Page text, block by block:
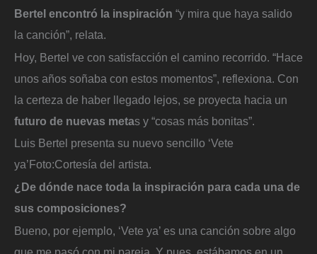
Bertel encontró la inspiración “y mira que haya salido
la canción”, relata.
Hoy, Bertel ve con satisfacción el camino recorrido. “Hace
unos años soñaba con estos momentos”, reflexiona. Con
la certeza de haber llegado lejos, se proyecta hacia un
futuro de nuevas metas y “cosas más bonitas”.
Luis Bertel presenta su nuevo sencillo ‘Vete
ya’Foto:Cortesía del artista.
¿De dónde nace toda la inspiración para cada una de
sus composiciones?
Bueno, por ejemplo, ‘Vete ya’ es una canción sobre algo